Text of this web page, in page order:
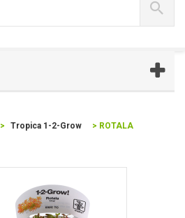
> Tropica 1-2-Grow > ROTALA